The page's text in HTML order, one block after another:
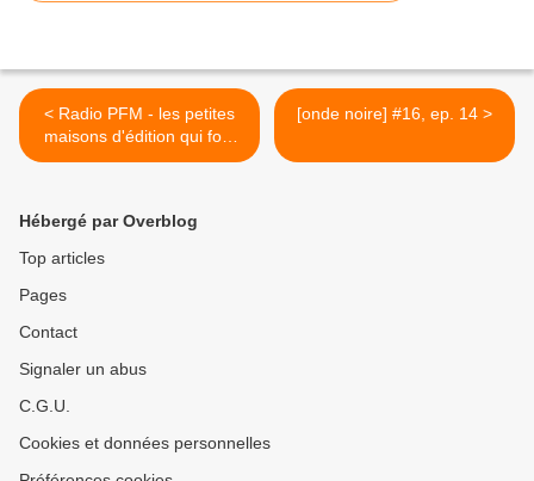
< Radio PFM - les petites
maisons d'édition qui font
du vrai noir
[onde noire] #16, ep. 14 >
Hébergé par Overblog
Top articles
Pages
Contact
Signaler un abus
C.G.U.
Cookies et données personnelles